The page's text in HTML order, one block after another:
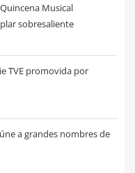
Musical
sobresaliente
TVE promovida por
a grandes nombres de